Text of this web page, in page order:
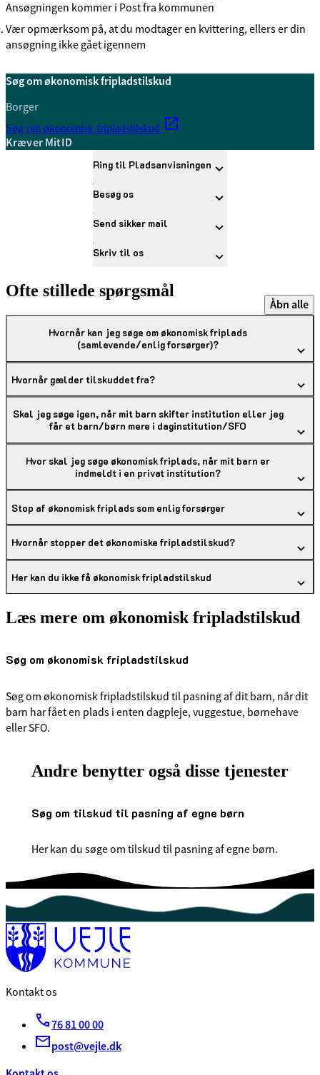
Ansøgningen kommer i Post fra kommunen
Vær opmærksom på, at du modtager en kvittering, ellers er din
ansøgning ikke gået igennem
Søg om økonomisk fripladstilskud
Borger
Søg om økonomisk fripladstilskud
Kræver MitID
Ring til Pladsanvisningen
Besøg os
Send sikker mail
Skriv til os
Ofte stillede spørgsmål
Åbn alle
Hvornår kan jeg søge om økonomisk friplads
(samlevende/enlig forsørger)?
Hvornår gælder tilskuddet fra?
Skal jeg søge igen, når mit barn skifter institution eller jeg
får et barn/børn mere i daginstitution/SFO
Hvor skal jeg søge økonomisk friplads, når mit barn er
indmeldt i en privat institution?
Stop af økonomisk friplads som enlig forsørger
Hvornår stopper det økonomiske fripladstilskud?
Her kan du ikke få økonomisk fripladstilskud
Læs mere om økonomisk fripladstilskud
Søg om økonomisk fripladstilskud
Søg om økonomisk fripladstilskud til pasning af dit barn, når dit
barn har fået en plads i enten dagpleje, vuggestue, børnehave
eller SFO.
Andre benytter også disse tjenester
Søg om tilskud til pasning af egne børn
Her kan du søge om tilskud til pasning af egne børn.
Kontakt os
76 81 00 00
post@vejle.dk